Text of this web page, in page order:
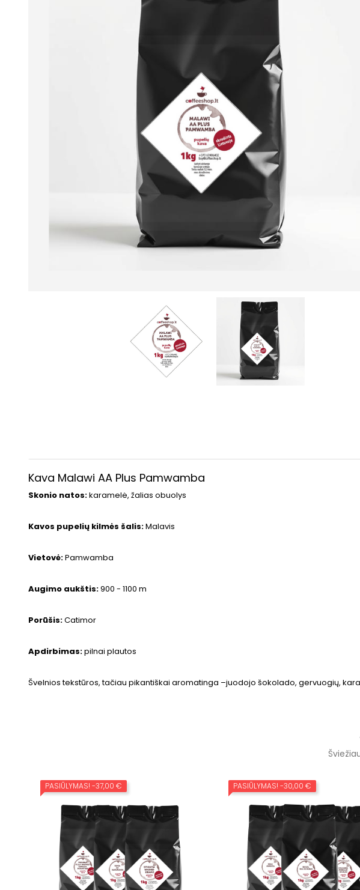
Kava Malawi AA Plus Pamwamba
Skonio natos:karamelė, žalias obuolys
Kavos pupelių kilmės šalis:Malavis
Vietovė:Pamwamba
Augimo aukštis:900 - 1100 m
Porūšis:Catimor
Apdirbimas:pilnai plautos
Švelnios tekstūros, tačiau pikantiškai aromatinga –juodojo šokolado, gervuogių,
PASIŪLYMAS! -37,00 € PASIŪLYMAS! -30,00 €